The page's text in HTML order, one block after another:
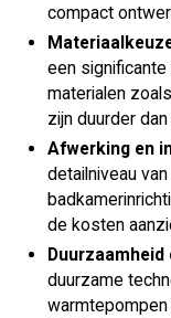
compact
een
materialen
zijn duurder
Afwerking en
detailniveau
de kosten
duurzame